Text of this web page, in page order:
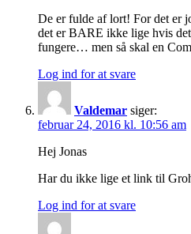
De er fulde af lort! For det er
det er BARE ikke lige hvis
fungere… men så skal en
Log ind for at svare
Valdemar siger:
februar 24, 2016 kl. 10:56 am
Hej Jonas
Har du ikke lige et link til
Log ind for at svare